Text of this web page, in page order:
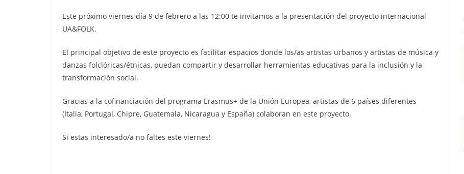
Este próximo viernes día 9 de febrero a las 12:00 te invitamos a la presentación del proyecto internacional
UA&FOLK.
El principal objetivo de este proyecto es facilitar espacios donde los/as artistas urbanos y artistas de música y
danzas folclóricas/étnicas, puedan compartir y desarrollar herramientas educativas para la inclusión y la
transformación social.
Gracias a la cofinanciación del programa Erasmus+ de la Unión Europea, artistas de 6 países diferentes
(Italia, Portugal, Chipre, Guatemala, Nicaragua y España) colaboran en este proyecto.
Si estas interesado/a no faltes este viernes!